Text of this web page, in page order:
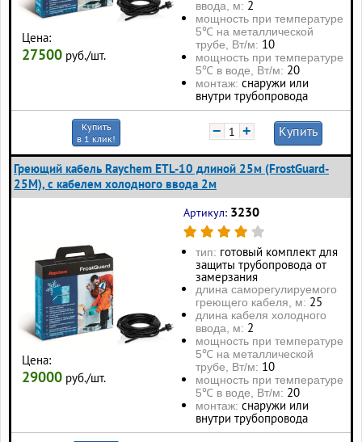
Цена:
27500 руб./шт.
ввода, м: 2
мощность при температуре
5℃ на металлической
трубе, Вт/м: 10
мощность при температуре
5℃ в воде, Вт/м: 20
монтаж: снаружи или
внутри трубопровода
Купить
в 1 клик!
− + Купить
Греющий кабель Raychem ETL-10 длиной 25м (FrostGuard-
25M), с кабелем холодного ввода 2м
Цена:
29000 руб./шт.
Артикул: 3230
тип: готовый комплект для
защиты трубопровода от
замерзания
длина саморегулируемого
греющего кабеля, м: 25
длина кабеля холодного
ввода, м: 2
мощность при температуре
5℃ на металлической
трубе, Вт/м: 10
мощность при температуре
5℃ в воде, Вт/м: 20
монтаж: снаружи или
внутри трубопровода